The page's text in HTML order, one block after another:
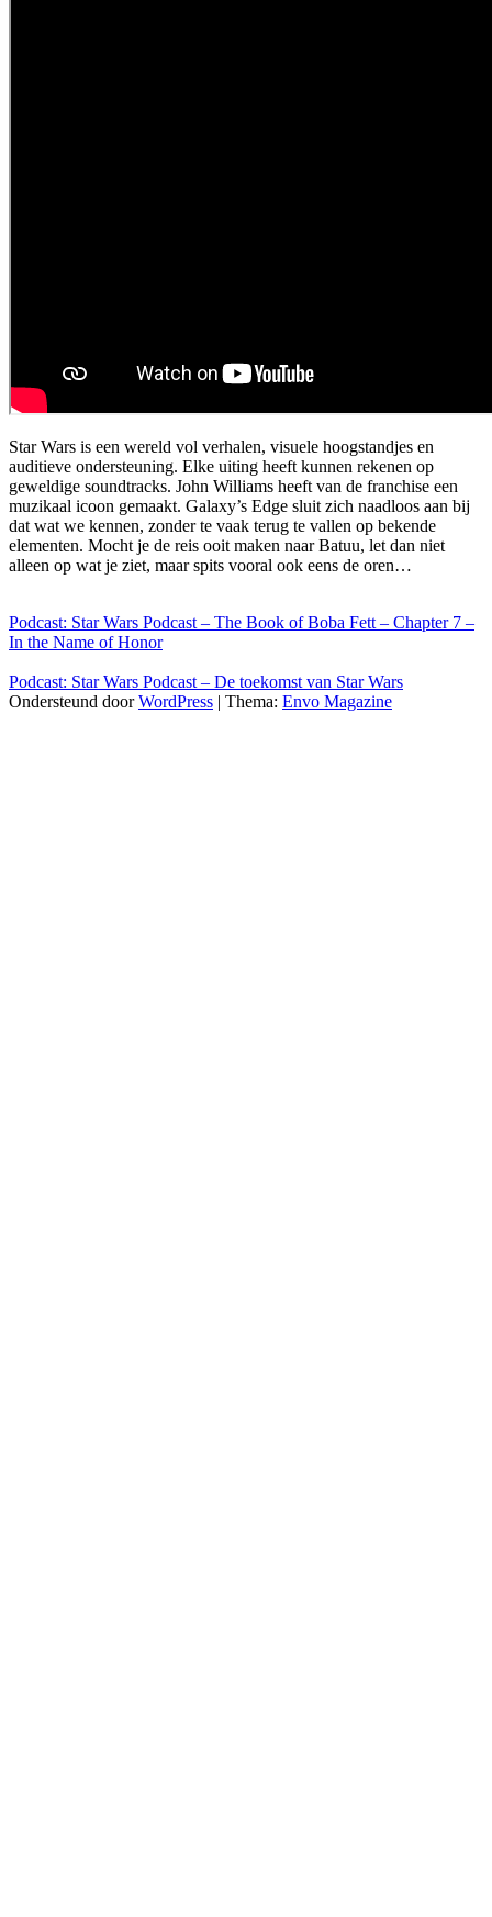
Star Wars is een wereld vol verhalen, visuele hoogstandjes en
auditieve ondersteuning. Elke uiting heeft kunnen rekenen op
geweldige soundtracks. John Williams heeft van de franchise een
muzikaal icoon gemaakt. Galaxy’s Edge sluit zich naadloos aan bij
dat wat we kennen, zonder te vaak terug te vallen op bekende
elementen. Mocht je de reis ooit maken naar Batuu, let dan niet
alleen op wat je ziet, maar spits vooral ook eens de oren…
Podcast: Star Wars Podcast – The Book of Boba Fett – Chapter 7 –
In the Name of Honor
Podcast: Star Wars Podcast – De toekomst van Star Wars
Ondersteund doorWordPress | Thema: Envo Magazine